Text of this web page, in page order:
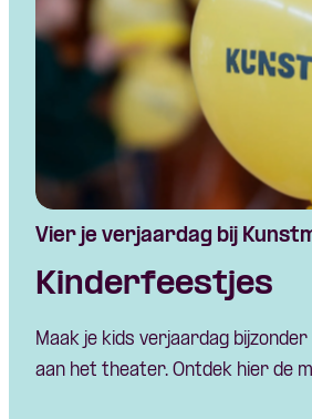
Vier je verjaardag bij
Kinderfeestjes
Maak je kids verjaardag
aan het theater. Ontdek hier de